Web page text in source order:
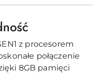
z procesorem
połączenie
8GB pamięci